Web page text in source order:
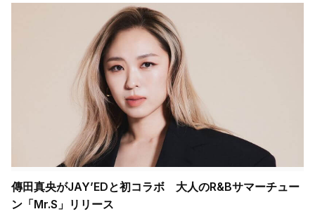
傳田真央がJAY’EDと初コラボ 大人のR&Bサマーチュー
ン「Mr.S」リリース